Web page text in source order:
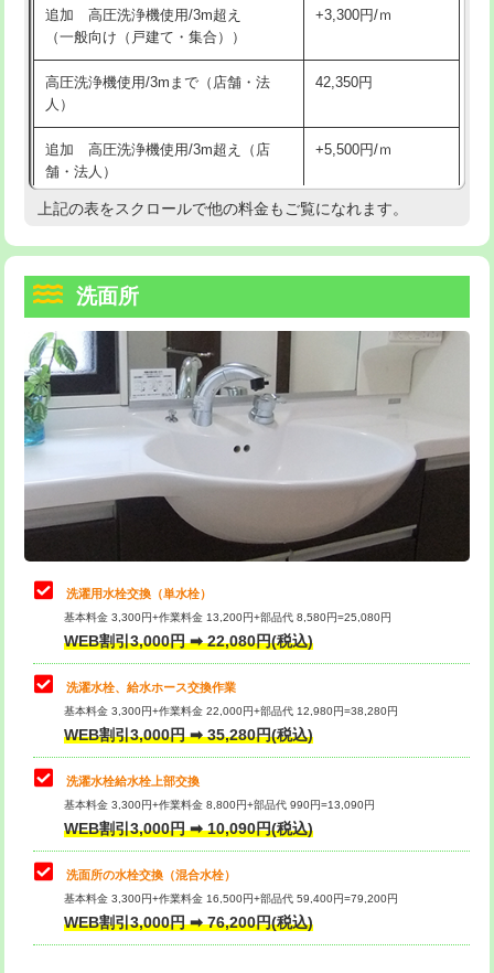
マス交換（深さ50㎝以上） 66,000円
コンクリート斫り（厚さ10㎝まで） 27,500円
コンクリート斫り（厚さ10㎝超え）
モルタル補修（厚さ10㎝まで）
モルタル補修（厚さ10㎝超え） 38,500円
洗面台設置 38,500円
追加人工
廃棄・処分 現場見積
※給水管工事は20mmまでの価格です。
持込商品取付（混合水栓） 16,500円
給水管工事※（ホール加工)
給水管工事※（バンド止め) 3,300円
給水管工事※（支持金具設置) 5,500円
給水管工事※（保温材使用（バンド止
め込み）)
5,500円
給水管工事※（土の掘削・埋め戻し作
業)
11,000円
給水管工事※（塩ビ管（VP・HI）使
用/3ｍまで)
33,000円
給水管工事※（塩ビ管（VP・HI）使
用（追加）/3ｍ超え)
給水管工事※（ライニング鋼管・銅
管・ポリ管・HT管使用/3ｍまで)
44,000円
給水管工事※（ライニング鋼管・銅
管・ポリ管・HT管使用/3ｍ超え)
排水管工事（土の掘削・埋め戻し作
業）
排水管工事（排水管工事/3ｍまで） 55,000円
排水管工事（追加 排水管工事/3ｍ超
え）
マス交換（土の掘削・埋め戻し作業）
マス交換（深さ50㎝未満）
マス交換（深さ50㎝以上）
追加 高圧洗浄機使用/3m超え
（一般向け（戸建て・集合））
+3,300円/ｍ
高圧洗浄機使用/3mまで（店舗・法
人）
42,350円
追加 高圧洗浄機使用/3m超え（店
舗・法人）
+5,500円/ｍ
高度高圧洗浄換 現地調査
トーラー機使用/3mまで
追加トーラー機使用/3m超え +3,300円
カメラ調査 33,000円
桝清掃
止水・漏水調査・防水処理・清掃・修
理・調整・分解・加工など（軽作業）
11,000円
止水・漏水調査・防水処理・清掃・修
理・調整・分解・加工など（中作業）
22,000円
止水・漏水調査・防水処理・清掃・修
理・調整・分解・加工など（重作業）
33,000円
キッチンタンク脱着
その他部品の脱着
交換・取付（タンク）
交換・取付(単水栓（壁付・デッキ
式）)
交換・取付(混合水栓（壁付・デッキ
式・ワンホール）)
16,500円+材料費
上記の表をスクロールで他の料金もご覧になれます。
洗面所
洗濯用水栓交換（単水栓）
基本料金 3,300円+作業料金 13,200円+部品代 8,580円=25,080円
WEB割引3,000円 ➡ 22,080円(税込)
洗濯水栓、給水ホース交換作業
基本料金 3,300円+作業料金 22,000円+部品代 12,980円=38,280円
WEB割引3,000円 ➡ 35,280円(税込)
洗濯水栓給水栓上部交換
基本料金 3,300円+作業料金 8,800円+部品代 990円=13,090円
WEB割引3,000円 ➡ 10,090円(税込)
洗面所の水栓交換（混合水栓）
基本料金 3,300円+作業料金 16,500円+部品代 59,400円=79,200円
WEB割引3,000円 ➡ 76,200円(税込)